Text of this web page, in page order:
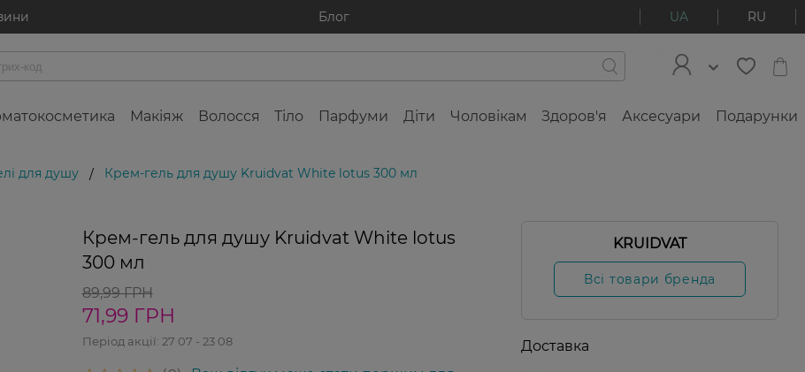
Блог UA RU
Макіяж Волосся Тіло Парфуми Діти Чоловікам Здоров'я Аксесуари Подарунки
для душу / Крем-гель для душу Kruidvat White lotus 300 мл
Крем-гель для душу Kruidvat White lotus
300 мл
89,99 ГРН
71,99 ГРН
Період акції: 27 07 - 23 08
KRUIDVAT
Всі товари бренда
Доставка